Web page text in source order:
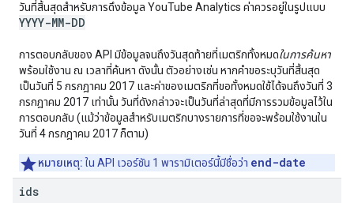
วันที่สิ้นสุดสำหรับการดึงข้อมูล YouTube Analytics ค่าควรอยู่ในรูปแบบ
YYYY-MM-DD
การตอบกลับของ API มีข้อมูลจนถึงวันสุดท้ายที่เมตริกทั้งหมดในการค้นหา
พร้อมใช้งาน ณ เวลาที่ค้นหา ดังนั้น ตัวอย่างเช่น หากคำขอระบุวันที่สิ้นสุด
เป็นวันที่ 5 กรกฎาคม 2017 และค่าของเมตริกที่ขอทั้งหมดใช้ได้จนถึงวันที่ 3
กรกฎาคม 2017 เท่านั้น วันที่ดังกล่าวจะเป็นวันที่ล่าสุดที่มีการรวมข้อมูลไว้ใน
การตอบกลับ (แม้ว่าข้อมูลสำหรับเมตริกบางรายการที่ขอจะพร้อมใช้งานใน
วันที่ 4 กรกฎาคม 2017 ก็ตาม)
หมายเหตุ: ใน API เวอร์ชัน 1 พารามิเตอร์นี้มีชื่อว่า end-date
ids